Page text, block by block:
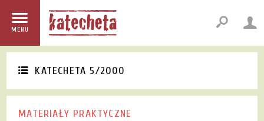
MENU
KATECHETA 5/2000
MATERIAŁY PRAKTYCZNE